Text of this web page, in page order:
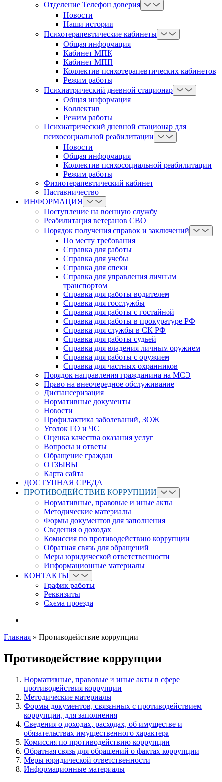
Отделение Телефон доверия
Новости
Наши истории
Психотерапевтические кабинеты
Общая информация
Кабинет МПК
Кабинет МПП
Коллектив психотерапевтических кабинетов
Режим работы
Психиатрический дневной стационар
Общая информация
Коллектив
Режим работы
Психиатрический дневной стационар для
психосоциальной реабилитации
Новости
Общая информация
Коллектив психосоциальной реабилитации
Режим работы
Физиотерапевтический кабинет
Наставничество
ИНФОРМАЦИЯ
Поступление на военную службу
Реабилитация ветеранов СВО
Порядок получения справок и заключений
По месту требования
Справка для работы
Справка для учебы
Справка для опеки
Справка для управления личным
транспортом
Справка для работы водителем
Справка для госслужбы
Справка для работы с гостайной
Справка для работы в прокуратуре РФ
Справка для службы в СК РФ
Справка для работы судьей
Справка для владения личным оружием
Справка для работы с оружием
Справка для частных охранников
Порядок направления гражданина на МСЭ
Право на внеочередное обслуживание
Диспансеризация
Нормативные документы
Новости
Профилактика заболеваний, ЗОЖ
Уголок ГО и ЧС
Оценка качества оказания услуг
Вопросы и ответы
Обращение граждан
ОТЗЫВЫ
Карта сайта
ДОСТУПНАЯ СРЕДА
ПРОТИВОДЕЙСТВИЕ КОРРУПЦИИ
Нормативные, правовые и иные акты
Методические материалы
Формы документов для заполнения
Сведения о доходах
Комиссия по противодействию коррупции
Обратная связь для обращений
Меры юридической ответственности
Информационные материалы
КОНТАКТЫ
График работы
Реквизиты
Схема проезда
Главная » Противодействие коррупции
Противодействие коррупции
Нормативные, правовые и иные акты в сфере
противодействия коррупции
Методические материалы
Формы документов, связанных с противодействием
коррупции, для заполнения
Сведения о доходах, расходах, об имуществе и
обязательствах имущественного характера
Комиссия по противодействию коррупции
Обратная связь для обращений о фактах коррупции
Меры юридической ответственности
Информационные материалы